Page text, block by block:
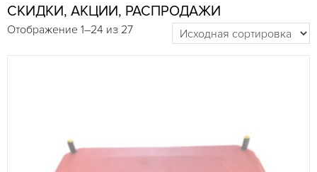
СКИДКИ, АКЦИИ, РАСПРОДАЖИ
Отображение 1–24 из 27